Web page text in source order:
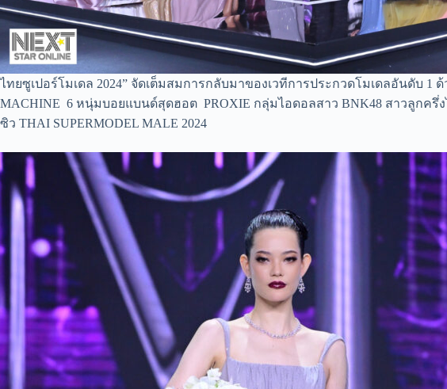
ไทยซูเปอร์โมเดล 2024” จัดเต็มสมการกลับมาของเวทีการประกวดโมเดลอันดับ
MACHINE 6 หนุ่มบอยแบนด์สุดฮอต PROXIE กลุ่มไอดอลสาว BNK48 สาวลูกครึ่
ซิว THAI SUPERMODEL MALE 2024